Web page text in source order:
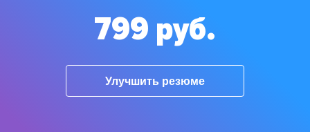
799 руб.
Улучшить резюме